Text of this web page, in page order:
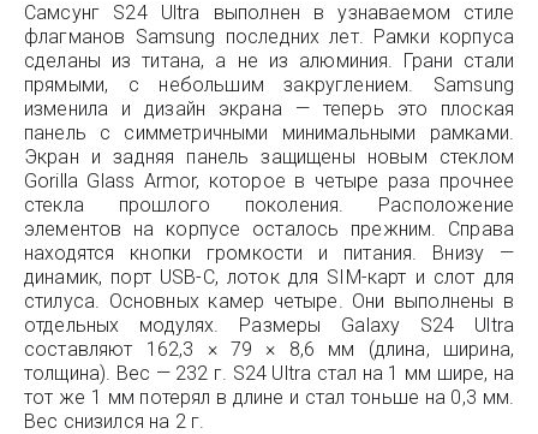
Самсунг S24 Ultra выполнен в узнаваемом стиле
флагманов Samsung последних лет. Рамки корпуса
сделаны из титана, а не из алюминия. Грани стали
прямыми, с небольшим закруглением. Samsung
изменила и дизайн экрана — теперь это плоская
панель с симметричными минимальными рамками.
Экран и задняя панель защищены новым стеклом
Gorilla Glass Armor, которое в четыре раза прочнее
стекла прошлого поколения. Расположение
элементов на корпусе осталось прежним. Справа
находятся кнопки громкости и питания. Внизу —
динамик, порт USB-C, лоток для SIM-карт и слот для
стилуса. Основных камер четыре. Они выполнены в
отдельных модулях. Размеры Galaxy S24 Ultra
составляют 162,3 × 79 × 8,6 мм (длина, ширина,
толщина). Вес — 232 г. S24 Ultra стал на 1 мм шире, на
тот же 1 мм потерял в длине и стал тоньше на 0,3 мм.
Вес снизился на 2 г.